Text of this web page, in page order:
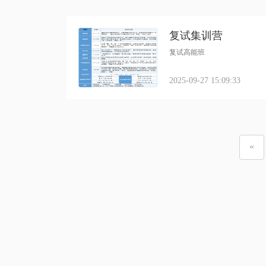
复试集训营
复试高能班
2025-09-27 15:09:33
«